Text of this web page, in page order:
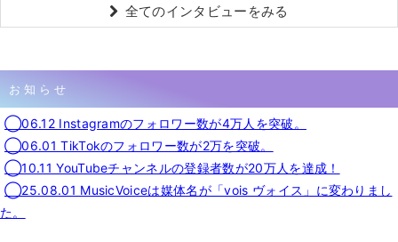
全てのインタビューをみる
お知らせ
◯06.12 Instagramのフォロワー数が4万人を突破。
◯06.01 TikTokのフォロワー数が2万を突破。
◯10.11 YouTubeチャンネルの登録者数が20万人を達成！
◯25.08.01 MusicVoiceは媒体名が「vois ヴォイス」に変わりまし
た。